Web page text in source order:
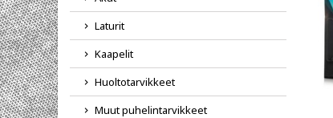
Laturit
Kaapelit
Huoltotarvikkeet
Muut puhelintarvikkeet